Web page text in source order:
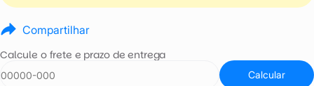
Compartilhar
Calcule o frete e prazo de entrega
Calcular